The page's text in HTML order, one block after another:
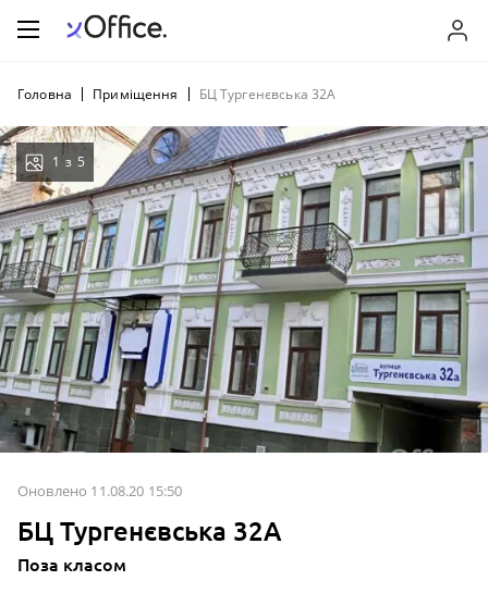
Головна Приміщення БЦ Тургенєвська 32А
Оновлено 11.08.20 15:50
БЦ Тургенєвська 32А
Поза класом
1 з 5